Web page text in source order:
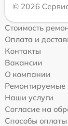
© 2026
Стоимость
Оплата и
Контакты
Вакансии
О компании
Ремонтируемые
Наши услуги
Согласие на
Способы оплаты